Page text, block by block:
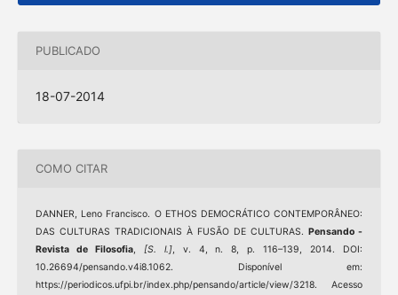
PUBLICADO
18-07-2014
COMO CITAR
DANNER, Leno Francisco. O ETHOS DEMOCRÁTICO CONTEMPORÂNEO:
DAS CULTURAS TRADICIONAIS À FUSÃO DE CULTURAS.Pensando -
Revista de Filosofia, [S. l.], v. 4, n. 8, p. 116–139, 2014. DOI:
10.26694/pensando.v4i8.1062. Disponível em:
https://periodicos.ufpi.br/index.php/pensando/article/view/3218. Acesso